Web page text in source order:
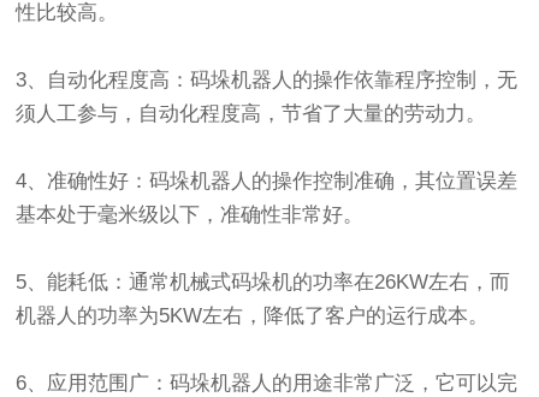
性比较高。
3、自动化程度高：码垛机器人的操作依靠程序控制，无
须人工参与，自动化程度高，节省了大量的劳动力。
4、准确性好：码垛机器人的操作控制准确，其位置误差
基本处于毫米级以下，准确性非常好。
5、能耗低：通常机械式码垛机的功率在26KW左右，而
机器人的功率为5KW左右，降低了客户的运行成本。
6、应用范围广：码垛机器人的用途非常广泛，它可以完